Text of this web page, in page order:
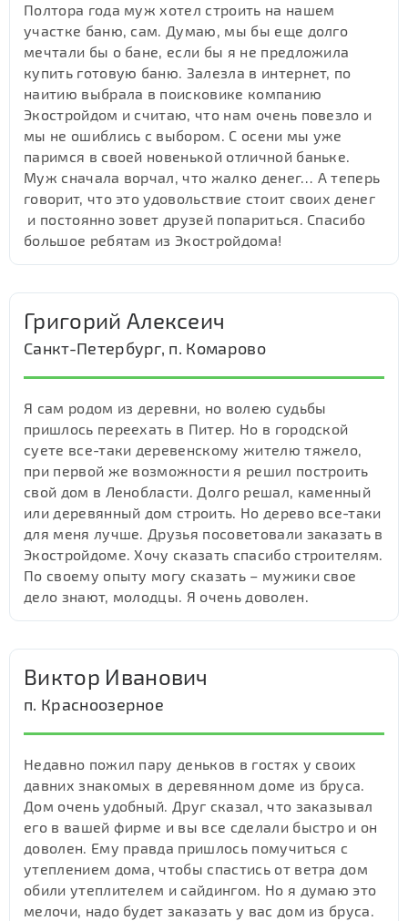
Полтора года муж хотел строить на нашем
участке баню, сам. Думаю, мы бы еще долго
мечтали бы о бане, если бы я не предложила
купить готовую баню. Залезла в интернет, по
наитию выбрала в поисковике компанию
Экостройдом и считаю, что нам очень повезло и
мы не ошиблись с выбором. С осени мы уже
паримся в своей новенькой отличной баньке.
Муж сначала ворчал, что жалко денег… А теперь
говорит, что это удовольствие стоит своих денег
и постоянно зовет друзей попариться. Спасибо
большое ребятам из Экостройдома!
Григорий Алексеич
Санкт-Петербург, п. Комарово
Я сам родом из деревни, но волею судьбы
пришлось переехать в Питер. Но в городской
суете все-таки деревенскому жителю тяжело,
при первой же возможности я решил построить
свой дом в Ленобласти. Долго решал, каменный
или деревянный дом строить. Но дерево все-таки
для меня лучше. Друзья посоветовали заказать в
Экостройдоме. Хочу сказать спасибо строителям.
По своему опыту могу сказать – мужики свое
дело знают, молодцы. Я очень доволен.
Виктор Иванович
п. Красноозерное
Недавно пожил пару деньков в гостях у своих
давних знакомых в деревянном доме из бруса.
Дом очень удобный. Друг сказал, что заказывал
его в вашей фирме и вы все сделали быстро и он
доволен. Ему правда пришлось помучиться с
утеплением дома, чтобы спастись от ветра дом
обили утеплителем и сайдингом. Но я думаю это
мелочи, надо будет заказать у вас дом из бруса.